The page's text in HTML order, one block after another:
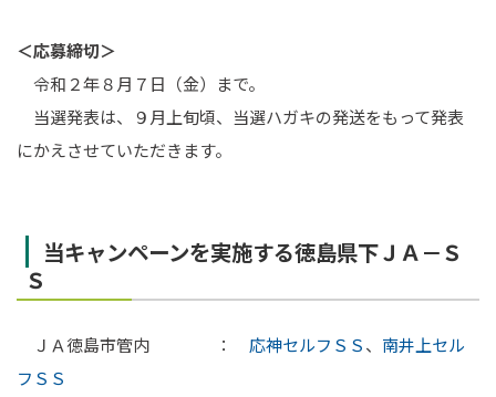
＜応募締切＞
令和２年８月７日（金）まで。
当選発表は、９月上旬頃、当選ハガキの発送をもって発表
にかえさせていただきます。
当キャンペーンを実施する徳島県下ＪＡ－Ｓ
Ｓ
ＪＡ徳島市管内 ： 応神セルフＳＳ、 南井上セル
フＳＳ